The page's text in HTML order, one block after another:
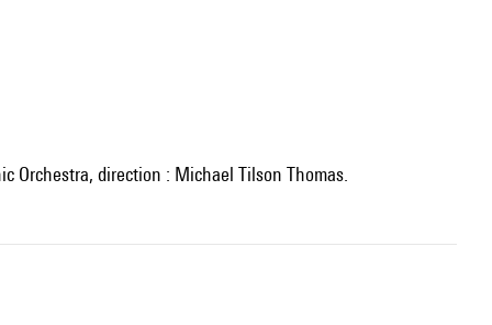
Orchestra, direction : Michael Tilson Thomas.